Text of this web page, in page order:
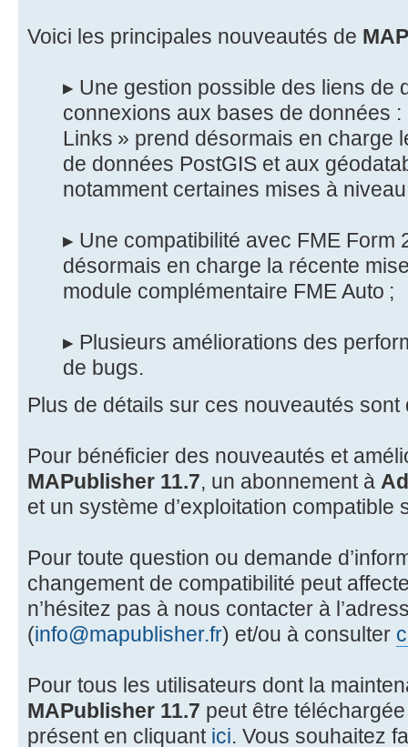
Voici les principales nouveautés de
▸ Une gestion possible des liens de
connexions aux bases de données :
Links » prend désormais en charge
de données PostGIS et aux
notamment certaines mises à
▸ Une compatibilité avec FME Form
désormais en charge la récente
module complémentaire FME Auto ;
▸ Plusieurs améliorations des
de bugs.
Plus de détails sur ces nouveautés
Pour bénéficier des nouveautés et
MAPublisher 11.7, un abonnement à
et un système d’exploitation compatible
Pour toute question ou demande
changement de compatibilité peut
n’hésitez pas à nous contacter à
(info@mapublisher.fr) et/ou à consulter
Pour tous les utilisateurs dont la
MAPublisher 11.7 peut être
présent en cliquant ici. Vous souhaitez